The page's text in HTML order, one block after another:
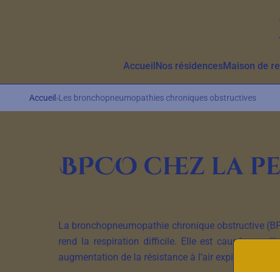
AccueilNos résidencesMaison de
Accueil ›Les bronchopneumopathies chroniques obstructives
BPCO chez la
La bronchopneumopathie chronique obstructive
rend la respiration difficile. Elle est causée par
augmentation de la résistance à l’air expiré. Les